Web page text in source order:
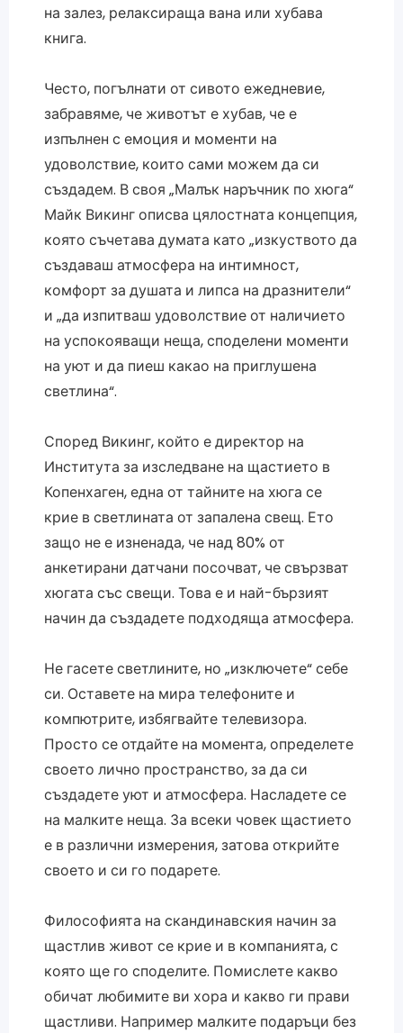
на залез, релаксираща вана или хубава
книга.
Често, погълнати от сивото ежедневие,
забравяме, че животът е хубав, че е
изпълнен с емоция и моменти на
удоволствие, които сами можем да си
създадем. В своя „Малък наръчник по хюга“
Майк Викинг описва цялостната концепция,
която съчетава думата като „изкуството да
създаваш атмосфера на интимност,
комфорт за душата и липса на дразнители“
и „да изпитваш удоволствие от наличието
на успокояващи неща, споделени моменти
на уют и да пиеш какао на приглушена
светлина“.
Според Викинг, който е директор на
Института за изследване на щастието в
Копенхаген, една от тайните на хюга се
крие в светлината от запалена свещ. Ето
защо не е изненада, че над 80% от
анкетирани датчани посочват, че свързват
хюгата със свещи. Това е и най-бързият
начин да създадете подходяща атмосфера.
Не гасете светлините, но „изключете“ себе
си. Оставете на мира телефоните и
компютрите, избягвайте телевизора.
Просто се отдайте на момента, определете
своето лично пространство, за да си
създадете уют и атмосфера. Насладете се
на малките неща. За всеки човек щастието
е в различни измерения, затова открийте
своето и си го подарете.
Философията на скандинавския начин за
щастлив живот се крие и в компанията, с
която ще го споделите. Помислете какво
обичат любимите ви хора и какво ги прави
щастливи. Например малките подаръци без